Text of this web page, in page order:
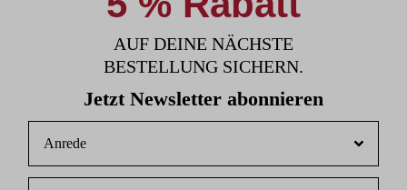
AUF DEINE NÄCHSTE
BESTELLUNG SICHERN.
Jetzt Newsletter abonnieren